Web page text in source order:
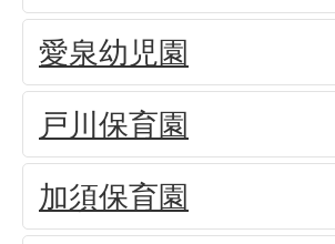
愛泉幼児園
戸川保育園
加須保育園